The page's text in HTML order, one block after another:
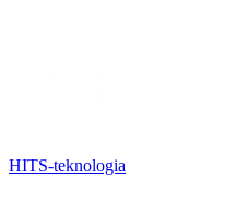
HITS-teknologia